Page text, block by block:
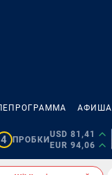
АФИША
4 ПРОБКИ
USD 81,41
EUR 94,06